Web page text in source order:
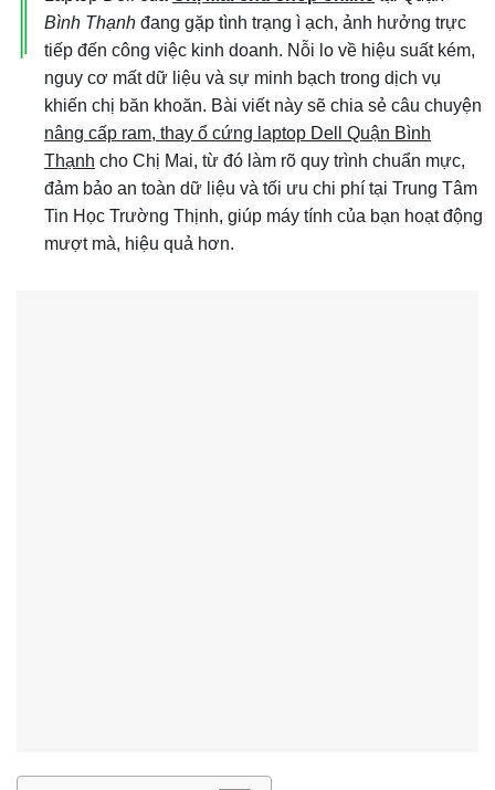
Bình Thạnh đang gặp tình trạng ì ạch, ảnh hưởng trực
tiếp đến công việc kinh doanh. Nỗi lo về hiệu suất kém,
nguy cơ mất dữ liệu và sự minh bạch trong dịch vụ
khiến chị băn khoăn. Bài viết này sẽ chia sẻ câu chuyện
nâng cấp ram, thay ổ cứng laptop Dell Quận Bình
Thạnh cho Chị Mai, từ đó làm rõ quy trình chuẩn mực,
đảm bảo an toàn dữ liệu và tối ưu chi phí tại Trung Tâm
Tin Học Trường Thịnh, giúp máy tính của bạn hoạt động
mượt mà, hiệu quả hơn.